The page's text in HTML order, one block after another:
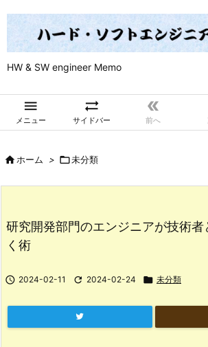
HW & SW engineer Memo

メニュー

サイドバー

前へ
ホーム > 未分類
研究開発部門のエンジニアが技術者
く術
 2024-02-11  2024-02-24  未分類